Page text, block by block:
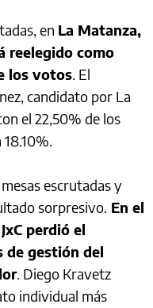
en La Matanza,
reelegido como
los votos. El
candidato por La
el 22,50% de los
escrutadas y
sorpresivo. En el
perdió el
de gestión del
. Diego Kravetz
individual más